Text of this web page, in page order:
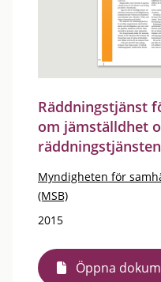
Räddningstjänst
om jämställdhet
räddningstjänsten
Myndigheten för
(MSB)
2015
Öppna